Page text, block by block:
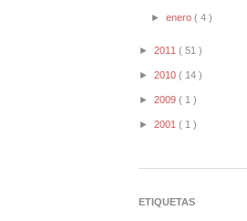
►enero( 4 )
► 2011 ( 51 )
► 2010 ( 14 )
► 2009 ( 1 )
► 2001 ( 1 )
ETIQUETAS